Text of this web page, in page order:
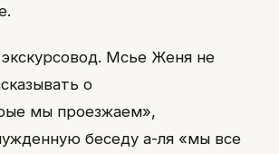
Мсье Женя не
о
мы проезжаем»,
беседу а-ля «мы все